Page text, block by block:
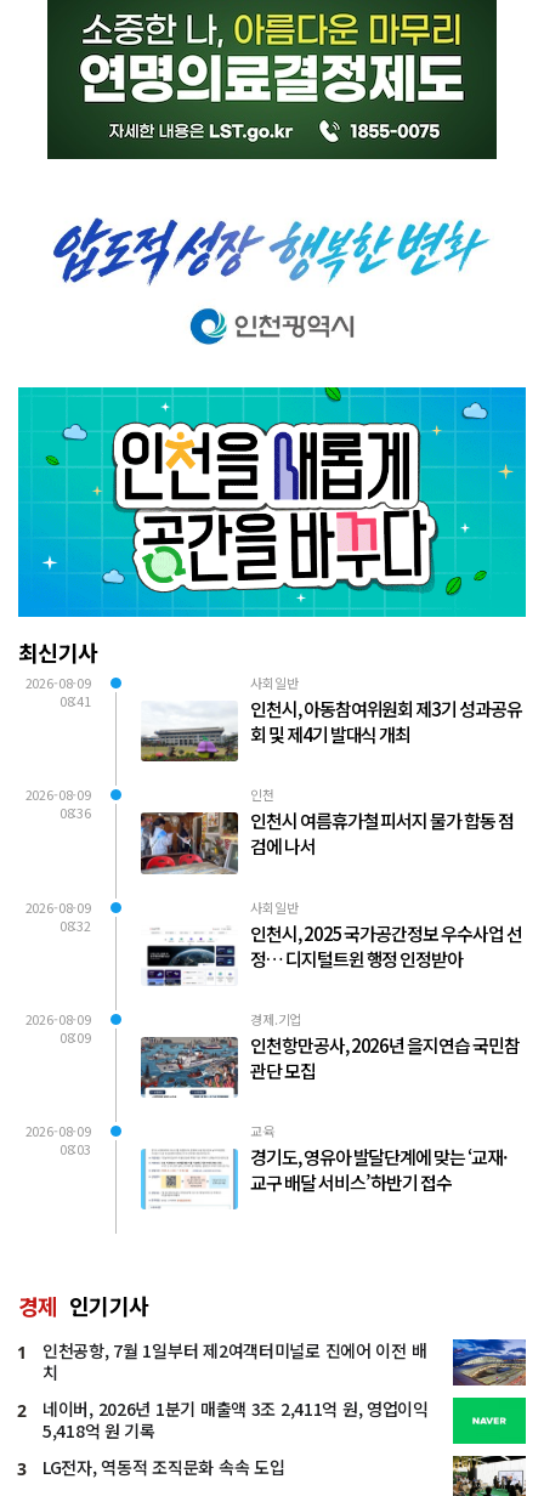
최신기사
2026-08-09
08:41
사회일반
인천시, 아동참여위원회 제3기 성과공유
회 및 제4기 발대식 개최
2026-08-09
08:36
인천
인천시 여름휴가철 피서지 물가 합동 점
검에 나서
2026-08-09
08:32
사회일반
인천시, 2025 국가공간정보 우수사업 선
정… 디지털트윈 행정 인정받아
2026-08-09
08:09
경제.기업
인천항만공사, 2026년 을지연습 국민참
관단 모집
2026-08-09
08:03
교육
경기도, 영유아 발달단계에 맞는 ‘교재·
교구 배달 서비스’ 하반기 접수
경제 인기기사
1
인천공항, 7월 1일부터 제2여객터미널로 진에어 이전 배
치
2
네이버, 2026년 1분기 매출액 3조 2,411억 원, 영업이익
5,418억 원 기록
3 LG전자, 역동적 조직문화 속속 도입